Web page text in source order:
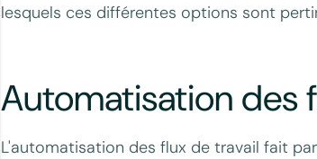
lesquels ces différentes options sont
Automatisation des
L'automatisation des flux de travail fait